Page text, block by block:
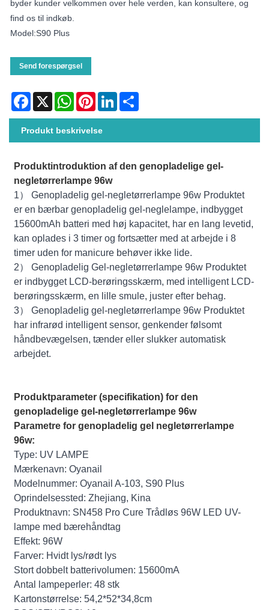
byder kunder velkommen over hele verden, kan konsultere, og
find os til indkøb.
Model:S90 Plus
Send forespørgsel
Facebook
X WhatsAppPinterestLinkedIn
Produkt beskrivelse
Produktintroduktion af den genopladelige gel-
negletørrerlampe 96w
1） Genopladelig gel-negletørrerlampe 96w Produktet
er en bærbar genopladelig gel-neglelampe, indbygget
15600mAh batteri med høj kapacitet, har en lang levetid,
kan oplades i 3 timer og fortsætter med at arbejde i 8
timer uden for manicure behøver ikke lide.
2） Genopladelig Gel-negletørrerlampe 96w Produktet
er indbygget LCD-berøringsskærm, med intelligent LCD-
berøringsskærm, en lille smule, juster efter behag.
3） Genopladelig gel-negletørrerlampe 96w Produktet
har infrarød intelligent sensor, genkender følsomt
håndbevægelsen, tænder eller slukker automatisk
arbejdet.
Produktparameter (specifikation) for den
genopladelige gel-negletørrerlampe 96w
Parametre for genopladelig gel negletørrerlampe
96w:
Type: UV LAMPE
Mærkenavn: Oyanail
Modelnummer: Oyanail A-103, S90 Plus
Oprindelsessted: Zhejiang, Kina
Produktnavn: SN458 Pro Cure Trådløs 96W LED UV-
lampe med bærehåndtag
Effekt: 96W
Farver: Hvidt lys/rødt lys
Stort dobbelt batterivolumen: 15600mA
Antal lampeperler: 48 stk
Kartonstørrelse: 54,2*52*34,8cm